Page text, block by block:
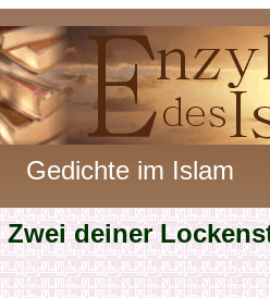
Gedichte im Islam
Zwei deiner